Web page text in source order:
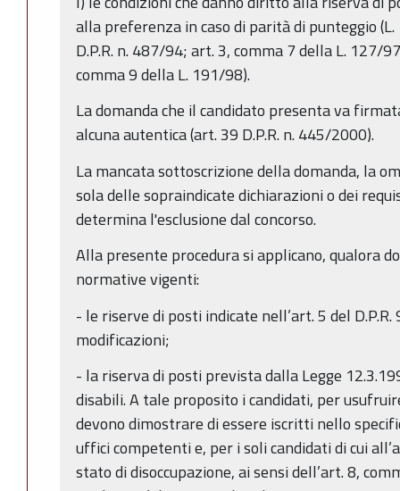
alla preferenza in caso di parità di punteggio
D.P.R. n. 487/94; art. 3, comma 7 della L. 127/
comma 9 della L. 191/98).
La domanda che il candidato presenta va
alcuna autentica (art. 39 D.P.R. n. 445/2000).
La mancata sottoscrizione della domanda, la
sola delle sopraindicate dichiarazioni o dei
determina l'esclusione dal concorso.
Alla presente procedura si applicano, qualora
normative vigenti:
- le riserve di posti indicate nell’art. 5 del
modificazioni;
- la riserva di posti prevista dalla Legge
disabili. A tale proposito i candidati, per
devono dimostrare di essere iscritti nello
uffici competenti e, per i soli candidati di cui
stato di disoccupazione, ai sensi dell’art. 8,